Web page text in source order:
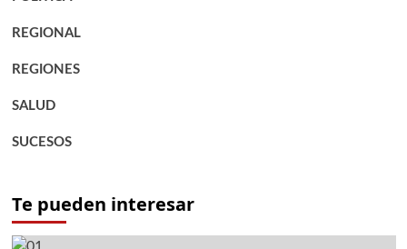
REGIONAL
REGIONES
SALUD
SUCESOS
Te pueden interesar